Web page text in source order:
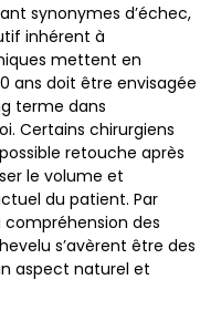
synonymes d’échec,
inhérent à
mettent en
ans doit être envisagée
terme dans
Certains chirurgiens
retouche après
le volume et
du patient. Par
compréhension des
s’avèrent être des
aspect naturel et